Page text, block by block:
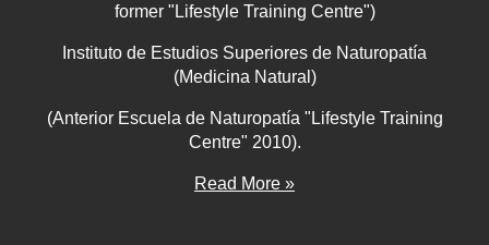
former "Lifestyle Training Centre")
Instituto de Estudios Superiores de Naturopatía
(Medicina Natural)
(Anterior Escuela de Naturopatía "Lifestyle Training
Centre" 2010).
Read More »